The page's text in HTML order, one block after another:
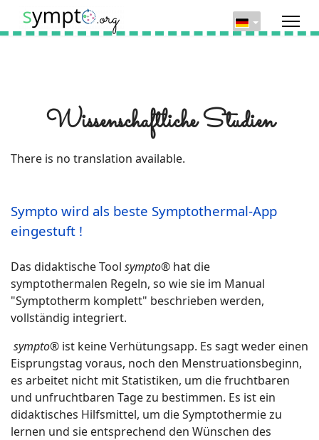
Wissenschaftliche Studien
There is no translation available.
Sympto wird als beste Symptothermal-App
eingestuft !
Das didaktische Tool sympto® hat die
symptothermalen Regeln, so wie sie im Manual
"Symptotherm komplett" beschrieben werden,
vollständig integriert.
sympto® ist keine Verhütungsapp. Es sagt weder einen
Eisprungstag voraus, noch den Menstruationsbeginn,
es arbeitet nicht mit Statistiken, um die fruchtbaren
und unfruchtbaren Tage zu bestimmen. Es ist ein
didaktisches Hilfsmittel, um die Symptothermie zu
lernen und sie entsprechend den Wünschen des